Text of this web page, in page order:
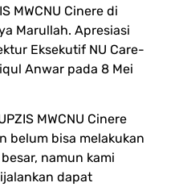
MWCNU Cinere di
Marullah. Apresiasi
Eksekutif NU Care-
Anwar pada 8 Mei
MWCNU Cinere
belum bisa melakukan
namun kami
dapat